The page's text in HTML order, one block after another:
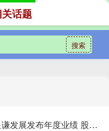
搜索
话题
融金牛 星谦发展发布年度业绩 股东应占溢利1.22亿港元同比增加21.7%